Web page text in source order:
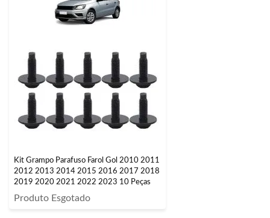
Kit Grampo Parafuso Farol Gol 2010 2011
2012 2013 2014 2015 2016 2017 2018
2019 2020 2021 2022 2023 10 Peças
Produto Esgotado